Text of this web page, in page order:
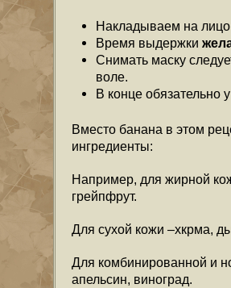
Накладываем на
Время выдержки
Снимать маску
воле.
В конце обязательно
Вместо банана в этом
ингредиенты:
Например, для жирной
грейпфрут.
Для сухой кожи –хкрма,
Для комбинированной и
апельсин, виноград.